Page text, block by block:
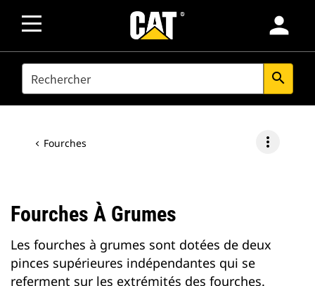
person
SEARCH search
Fourches more_vert
Fourches À Grumes
Les fourches à grumes sont dotées de deux
pinces supérieures indépendantes qui se
referment sur les extrémités des fourches.